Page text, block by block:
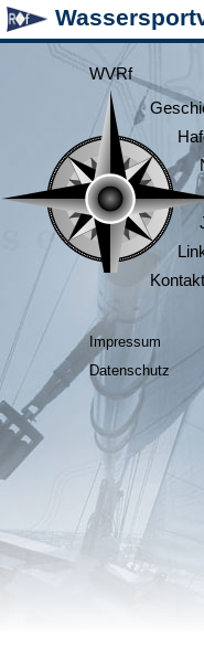
WVRf
Kontakt
Impressum
Datenschutz